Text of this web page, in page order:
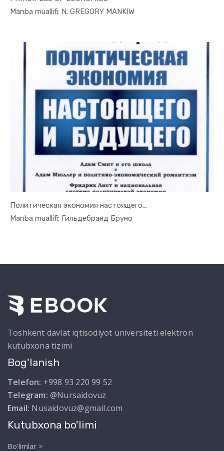
Manba muallifi: N. GREGORY MANKIW
In Iqtisod...
Политическая экономия настоящего...
Manba muallifi: Гильдебранд Бруно
In Iqtisod...
Toshkent davlat iqtisodiyot universiteti elektron
kutubxona tizimi
Bog'lanish
Telefon: +998 93 220 99 52
Telegram: @Nursaidovuz
Email: Nusaidovuz@gmail.com
Kutubxona bo'limi
Bo'limlar >